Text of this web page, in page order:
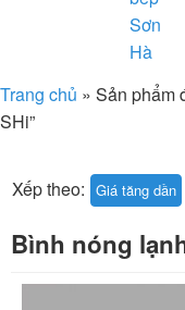
Trang chủ » Sản phẩm
SHi”
Xếp theo: Giá tăng dần
Bình nóng
Sơn
Hà